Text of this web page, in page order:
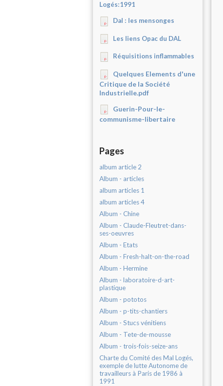
Logés:1991
Dal : les mensonges
Les liens Opac du DAL
Réquisitions inflammables
Quelques Elements d'une
Critique de la Société
Industrielle.pdf
Guerin-Pour-le-
communisme-libertaire
Pages
album article 2
Album - articles
album articles 1
album articles 4
Album - Chine
Album - Claude-Fleutret-dans-
ses-oeuvres
Album - Etats
Album - Fresh-halt-on-the-road
Album - Hermine
Album - laboratoire-d-art-
plastique
Album - pototos
Album - p-tits-chantiers
Album - Stucs vénitiens
Album - Tete-de-mousse
Album - trois-fois-seize-ans
Charte du Comité des Mal Logés,
exemple de lutte Autonome de
travailleurs à Paris de 1986 à
1991